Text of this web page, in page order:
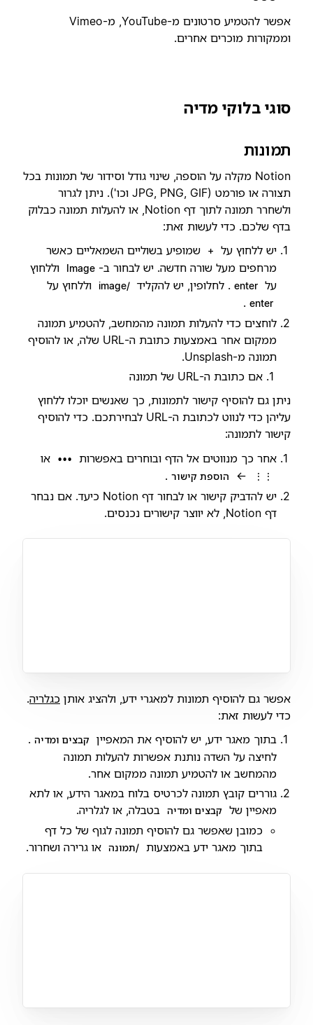
אפשר להטמיע סרטונים מ-YouTube, מ-Vimeo
וממקורות מוכרים אחרים.
סוגי בלוקי מדיה
תמונות
Notion מקלה על הוספה, שינוי גודל וסידור של תמונות בכל
תצורה או פורמט (JPG, PNG, GIF וכו'). ניתן לגרור
ולשחרר תמונה לתוך דף Notion, או להעלות תמונה כבלוק
בדף שלכם. כדי לעשות זאת:
יש ללחוץ על
+
שמופיע בשוליים השמאליים כאשר
מרחפים מעל שורה חדשה. יש לבחור ב- Image
וללחוץ
על enter . לחלופין, יש להקליד /image וללחוץ על
enter
.
לוחצים כדי להעלות תמונה מהמחשב, להטמיע תמונה
ממקום אחר באמצעות כתובת ה-URL שלה, או להוסיף
תמונה מ-Unsplash.
אם כתובת ה-URL של תמונה
ניתן גם להוסיף קישור לתמונות, כך שאנשים יוכלו ללחוץ
עליהן כדי לנווט לכתובת ה-URL לבחירתכם. כדי להוסיף
קישור לתמונה:
אחר כך מנווטים אל הדף ובוחרים באפשרות
••• או
⋮⋮
← הוספת קישור .
יש להדביק קישור או לבחור דף Notion כיעד. אם נבחר
דף Notion, לא יווצר קישורים נכנסים.
אפשר גם להוסיף תמונות למאגרי ידע, ולהציג אותן כגלריה.
כדי לעשות זאת:
בתוך מאגר ידע, יש להוסיף את המאפיין קבצים ומדיה .
לחיצה על השדה נותנת אפשרות להעלות תמונה
מהמחשב או להטמיע תמונה ממקום אחר.
גוררים קובץ תמונה לכרטיס בלוח במאגר הידע, או לתא
מאפיין של קבצים ומדיה בטבלה, או לגלריה.
כמובן שאפשר גם להוסיף תמונה לגוף של כל דף
בתוך מאגר ידע באמצעות
/תמונה או גרירה ושחרור.